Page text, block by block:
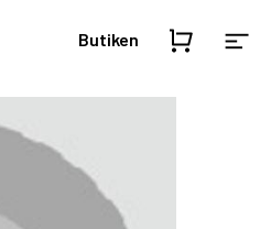
Butiken